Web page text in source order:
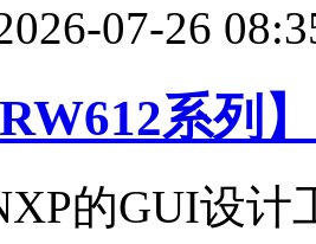
07-26
系列
的GUI设